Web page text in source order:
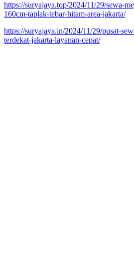
https://suryajaya.top/2024/11/29/sewa-
160cm-taplak-tebar-hitam-area-jakarta/
https://suryajaya.in/2024/11/29/pusat-
terdekat-jakarta-layanan-cepat/